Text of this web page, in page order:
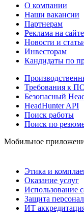
О компании
Наши вакансии
Партнерам
Реклама на сайте
Новости и
Инвесторам
Кандидаты по
Требования к
Безопасный
HeadHunter API
Поиск работы
Поиск по
Мобильное
Этика и
Оказание услуг
Использование
Защита
ИТ